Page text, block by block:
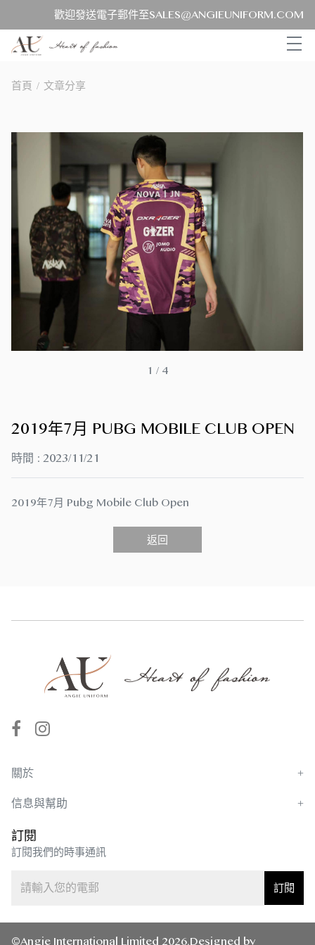
歡迎發送電子郵件至SALES@ANGIEUNIFORM.COM了
首頁 / 文章分享
1 / 4
2019年7月 PUBG MOBILE CLUB OPEN
時間 : 2023/11/21
2019年7月 Pubg Mobile Club Open
返回
關於
信息與幫助
訂閱
訂閱我們的時事通訊
訂閱
©Angie International Limited 2026.Designed by